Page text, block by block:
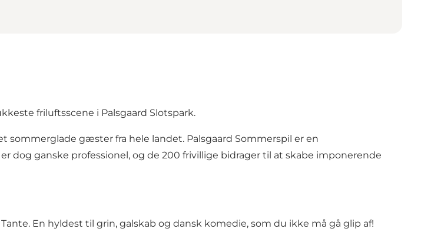
friluftsscene i Palsgaard Slotspark.
sommerglade gæster fra hele landet. Palsgaard Sommerspil er en
ganske professionel, og de 200 frivillige bidrager til at skabe imponerende
En hyldest til grin, galskab og dansk komedie, som du ikke må gå glip af!